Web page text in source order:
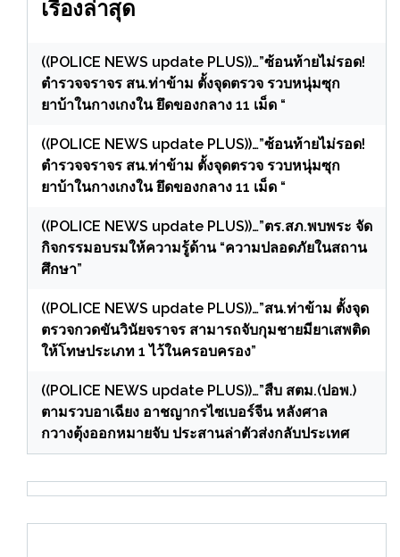
เรื่องล่าสุด
((POLICE NEWS update PLUS))…”ซ้อนท้ายไม่รอด!
ตำรวจจราจร สน.ท่าข้าม ตั้งจุดตรวจ รวบหนุ่มซุก
ยาบ้าในกางเกงใน ยึดของกลาง 11 เม็ด “
((POLICE NEWS update PLUS))…”ซ้อนท้ายไม่รอด!
ตำรวจจราจร สน.ท่าข้าม ตั้งจุดตรวจ รวบหนุ่มซุก
ยาบ้าในกางเกงใน ยึดของกลาง 11 เม็ด “
((POLICE NEWS update PLUS))…”ตร.สภ.พบพระ จัด
กิจกรรมอบรมให้ความรู้ด้าน “ความปลอดภัยในสถาน
ศึกษา”
((POLICE NEWS update PLUS))…”สน.ท่าข้าม ตั้งจุด
ตรวจกวดขันวินัยจราจร สามารถจับกุมชายมียาเสพติด
ให้โทษประเภท 1 ไว้ในครอบครอง”
((POLICE NEWS update PLUS))…”สืบ สตม.(ปอพ.)
ตามรวบอาเฉียง อาชญากรไซเบอร์จีน หลังศาล
กวางตุ้งออกหมายจับ ประสานล่าตัวส่งกลับประเทศ